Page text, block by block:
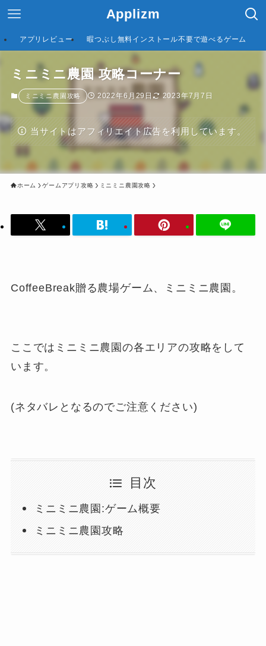
Applizm
アプリレビュー 暇つぶし無料インストール不要で遊べるゲーム
ミニミニ農園 攻略コーナー
ミニミニ農園攻略 2022年6月29日 2023年7月7日
当サイトはアフィリエイト広告を利用しています。
ホーム ゲームアプリ攻略 ミニミニ農園攻略
CoffeeBreak贈る農場ゲーム、ミニミニ農園。
ここではミニミニ農園の各エリアの攻略をして
います。
(ネタバレとなるのでご注意ください)
目次
ミニミニ農園:ゲーム概要
ミニミニ農園攻略